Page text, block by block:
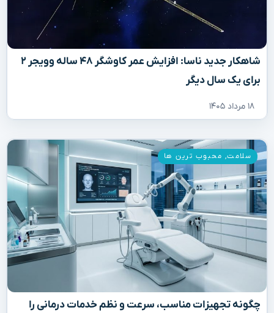
شاهکار جدید ناسا: افزایش عمر کاوشگر ۴۸ ساله وویجر ۲
برای یک سال دیگر
۱۸ مرداد ۱۴۰۵
چگونه تجهیزات مناسب، سرعت و نظم خدمات درمانی را
سلامت, محبوب ترین ها